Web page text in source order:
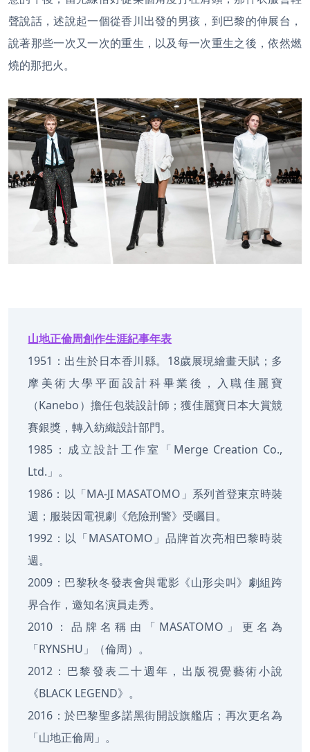
聲說話，述說起一個從香川出發的男孩，到巴黎的伸展台，
說著那些一次又一次的重生，以及每一次重生之後，依然燃
燒的那把火。
山地正倫周創作生涯紀事年表
1951：出生於日本香川縣。18歲展現繪畫天賦；多
摩美術大學平面設計科畢業後，入職佳麗寶
（Kanebo）擔任包裝設計師；獲佳麗寶日本大賞競
賽銀獎，轉入紡織設計部門。
1985：成立設計工作室「Merge Creation Co.,
Ltd.」。
1986：以「MA-JI MASATOMO」系列首登東京時裝
週；服裝因電視劇《危險刑警》受矚目。
1992：以「MASATOMO」品牌首次亮相巴黎時裝
週。
2009：巴黎秋冬發表會與電影《山形尖叫》劇組跨
界合作，邀知名演員走秀。
2010：品牌名稱由「MASATOMO」更名為
「RYNSHU」（倫周）。
2012：巴黎發表二十週年，出版視覺藝術小說
《BLACK LEGEND》。
2016：於巴黎聖多諾黑街開設旗艦店；再次更名為
「山地正倫周」。